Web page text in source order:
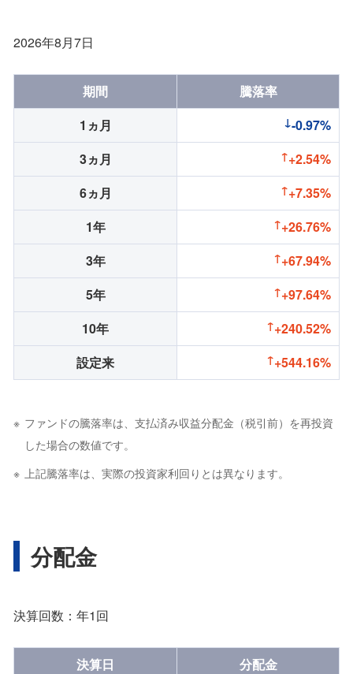
2026年8月7日
期間
騰落率
1ヵ月
-0.97%
3ヵ月
+2.54%
6ヵ月
+7.35%
1年
+26.76%
3年
+67.94%
5年
+97.64%
10年
+240.52%
設定来
+544.16%
ファンドの騰落率は、支払済み収益分配金（税引前）を再投資
した場合の数値です。
上記騰落率は、実際の投資家利回りとは異なります。
分配金
決算回数：年1回
決算日
分配金